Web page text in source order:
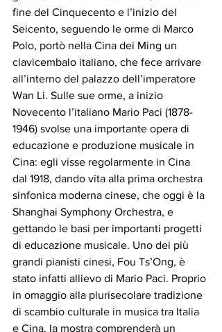
fine del Cinquecento e l’inizio del
Seicento, seguendo le orme di Marco
Polo, portò nella Cina dei Ming un
clavicembalo italiano, che fece arrivare
all’interno del palazzo dell’imperatore
Wan Li. Sulle sue orme, a inizio
Novecento l’italiano Mario Paci (1878-
1946) svolse una importante opera di
educazione e produzione musicale in
Cina: egli visse regolarmente in Cina
dal 1918, dando vita alla prima orchestra
sinfonica moderna cinese, che oggi è la
Shanghai Symphony Orchestra, e
gettando le basi per importanti progetti
di educazione musicale. Uno dei più
grandi pianisti cinesi, Fou Ts’Ong, è
stato infatti allievo di Mario Paci. Proprio
in omaggio alla plurisecolare tradizione
di scambio culturale in musica tra Italia
e Cina, la mostra comprenderà un